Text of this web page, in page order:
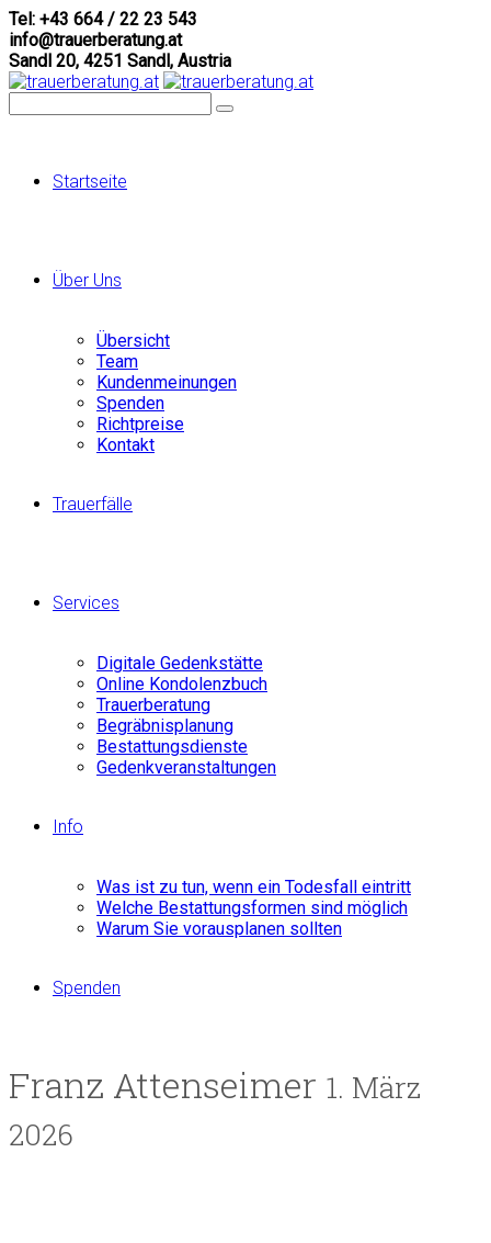
Tel: +43 664 / 22 23 543
info@trauerberatung.at
Sandl 20, 4251 Sandl, Austria
Startseite
Über Uns
Übersicht
Team
Kundenmeinungen
Spenden
Richtpreise
Kontakt
Trauerfälle
Services
Digitale Gedenkstätte
Online Kondolenzbuch
Trauerberatung
Begräbnisplanung
Bestattungsdienste
Gedenkveranstaltungen
Info
Was ist zu tun, wenn ein Todesfall eintritt
Welche Bestattungsformen sind möglich
Warum Sie vorausplanen sollten
Spenden
Franz Attenseimer 1. März
2026